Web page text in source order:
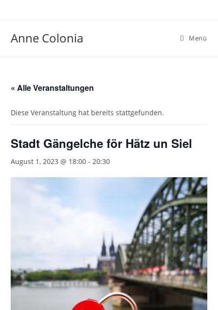
Anne Colonia Menü
« Alle Veranstaltungen
Diese Veranstaltung hat bereits stattgefunden.
Stadt Gängelche för Hätz un Siel
August 1, 2023 @ 18:00 -20:30